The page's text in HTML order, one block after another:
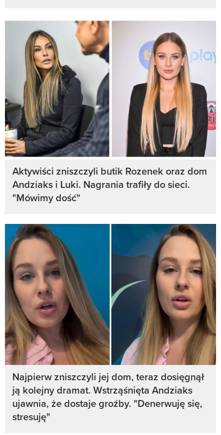
Aktywiści zniszczyli butik Rozenek oraz dom
Andziaks i Luki. Nagrania trafiły do sieci.
"Mówimy dość"
Najpierw zniszczyli jej dom, teraz dosięgnął
ją kolejny dramat. Wstrząśnięta Andziaks
ujawnia, że dostaje groźby. "Denerwuję się,
stresuję"